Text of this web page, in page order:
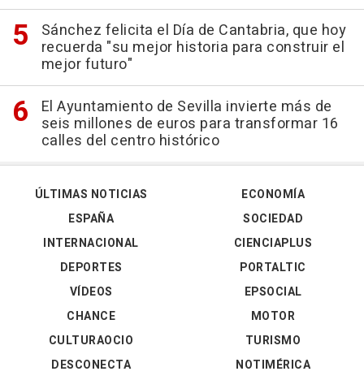
Sánchez felicita el Día de Cantabria, que hoy
recuerda "su mejor historia para construir el
mejor futuro"
El Ayuntamiento de Sevilla invierte más de
seis millones de euros para transformar 16
calles del centro histórico
ÚLTIMAS NOTICIAS
ESPAÑA
INTERNACIONAL
DEPORTES
VÍDEOS
ECONOMÍA
SOCIEDAD
CIENCIAPLUS
PORTALTIC
EPSOCIAL
CHANCE
CULTURAOCIO
DESCONECTA
MOTOR
TURISMO
NOTIMÉRICA